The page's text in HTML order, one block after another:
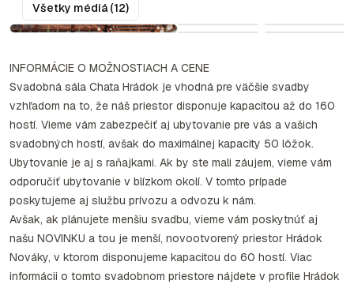
Všetky médiá (12)
INFORMÁCIE O MOŽNOSTIACH A CENE
Svadobná sála Chata Hrádok je vhodná pre väčšie svadby
vzhľadom na to, že náš priestor disponuje kapacitou až do 160
hostí. Vieme vám zabezpečiť aj ubytovanie pre vás a vašich
svadobných hostí, avšak do maximálnej kapacity 50 lôžok.
Ubytovanie je aj s raňajkami. Ak by ste mali záujem, vieme vám
odporučiť ubytovanie v blízkom okolí. V tomto prípade
poskytujeme aj službu prívozu a odvozu k nám.
Avšak, ak plánujete menšiu svadbu, vieme vám poskytnúť aj
našu NOVINKU a tou je menší, novootvorený priestor Hrádok
Nováky, v ktorom disponujeme kapacitou do 60 hostí. Viac
informácii o tomto svadobnom priestore nájdete v profile Hrádok